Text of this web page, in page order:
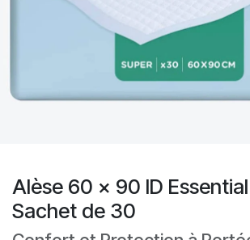
Alèse 60 x 90 ID
Sachet de 30